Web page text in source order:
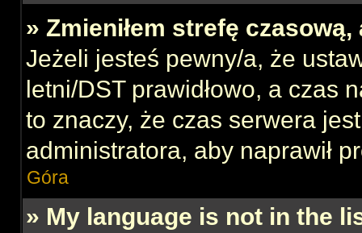
» Zmieniłem strefę
Jeżeli jesteś pewny/a, że
letni/DST prawidłowo, a czas
to znaczy, że czas serwera
administratora, aby naprawił
Góra
» My language is not in the